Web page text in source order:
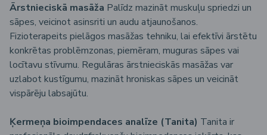
Ārstnieciskā masāža Palīdz mazināt muskuļu spriedzi un
sāpes, veicinot asinsriti un audu atjaunošanos.
Fizioterapeits pielāgos masāžas tehniku, lai efektīvi ārstētu
konkrētas problēmzonas, piemēram, muguras sāpes vai
locītavu stīvumu. Regulāras ārstnieciskās masāžas var
uzlabot kustīgumu, mazināt hroniskas sāpes un veicināt
vispārēju labsajūtu.
Ķermeņa bioimpendaces analīze (Tanita) Tanita ir